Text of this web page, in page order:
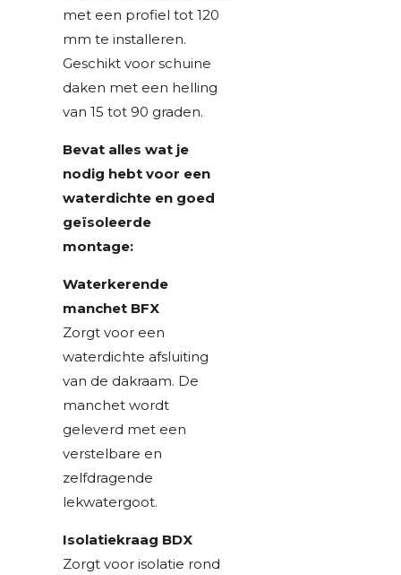
met een profiel tot 120
mm te installeren.
Geschikt voor schuine
daken met een helling
van 15 tot 90 graden.
Bevat alles wat je
nodig hebt voor een
waterdichte en goed
geïsoleerde
montage:
Waterkerende
manchet BFX
Zorgt voor een
waterdichte afsluiting
van de dakraam. De
manchet wordt
geleverd met een
verstelbare en
zelfdragende
lekwatergoot.
Isolatiekraag BDX
Zorgt voor isolatie rond